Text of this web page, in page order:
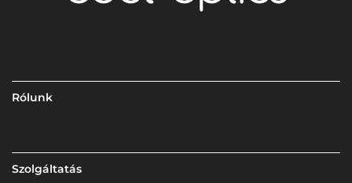
Rólunk
Szolgáltatás